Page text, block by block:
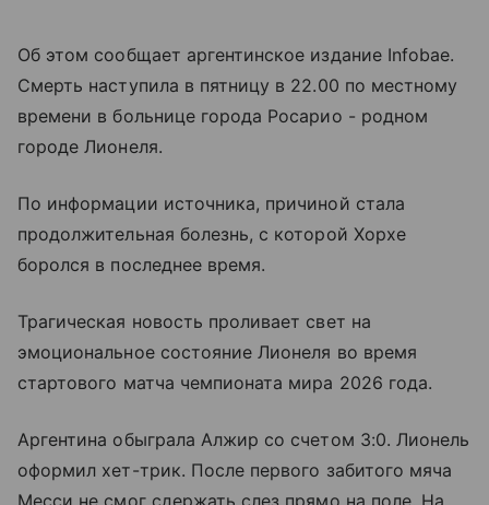
Об этом сообщает аргентинское издание Infobae.
Смерть наступила в пятницу в 22.00 по местному
времени в больнице города Росарио - родном
городе Лионеля.
По информации источника, причиной стала
продолжительная болезнь, с которой Хорхе
боролся в последнее время.
Трагическая новость проливает свет на
эмоциональное состояние Лионеля во время
стартового матча чемпионата мира 2026 года.
Аргентина обыграла Алжир со счетом 3:0. Лионель
оформил хет-трик. После первого забитого мяча
Месси не смог сдержать слез прямо на поле. На